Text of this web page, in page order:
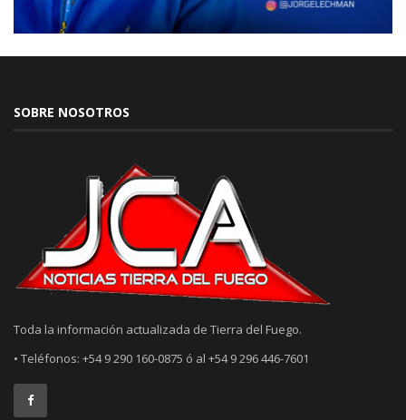
SOBRE NOSOTROS
Toda la información actualizada de Tierra del Fuego.
• Teléfonos: +54 9 290 160-0875 ó al +54 9 296 446-7601